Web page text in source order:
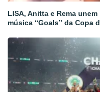
LISA, Anitta e Rema
música “Goals” da Copa